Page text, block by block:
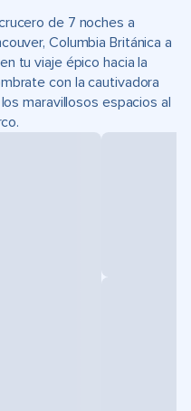
de 7 noches a
Columbia Británica a
tu viaje épico hacia la
con la cautivadora
maravillosos espacios al